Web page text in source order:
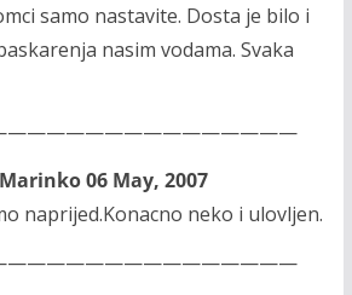
samo nastavite. Dosta je bilo i
nasim vodama. Svaka
06 May, 2007
naprijed.Konacno neko i ulovljen.